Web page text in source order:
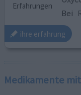
Erfahrungen
Bei
ihre erfahrung
Medikamente